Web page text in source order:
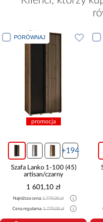
PORÓWNAJ
promocja
+194
Szafa Lanko 1-100 (45)
czarny
1 601,10 zł
Najniższa cena:1 779,00 zł
Cena regularna:1 779,00 zł